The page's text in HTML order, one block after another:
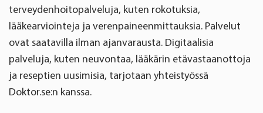
terveydenhoitopalveluja, kuten rokotuksia,
lääkearviointeja ja verenpaineenmittauksia. Palvelut
ovat saatavilla ilman ajanvarausta. Digitaalisia
palveluja, kuten neuvontaa, lääkärin etävastaanottoja
ja reseptien uusimisia, tarjotaan yhteistyössä
Doktor.se:n kanssa.